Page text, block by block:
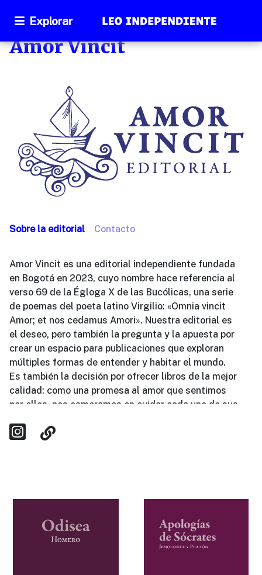
Explorar
Amor Vincit
Sobre la editorial Contacto
Amor Vincit es una editorial independiente fundada
en Bogotá en 2023, cuyo nombre hace referencia al
verso 69 de la Égloga X de las Bucólicas, una serie
de poemas del poeta latino Virgilio: «Omnia vincit
Amor; et nos cedamus Amori». Nuestra editorial es
el deseo, pero también la pregunta y la apuesta por
crear un espacio para publicaciones que exploran
múltiples formas de entender y habitar el mundo.
Es también la decisión por ofrecer libros de la mejor
calidad: como una promesa al amor que sentimos
por ellos, nos esmeramos en cuidar cada uno de sus
páginas internas y cubiertas, hasta la calidad del